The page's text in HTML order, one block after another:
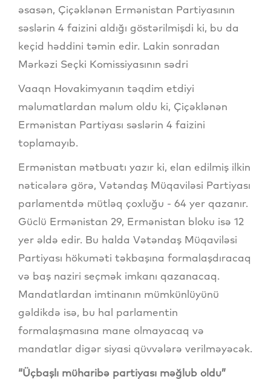
əsasən, Çiçəklənən Ermənistan Partiyasının
səslərin 4 faizini aldığı göstərilmişdi ki, bu da
keçid həddini təmin edir. Lakin sonradan
Mərkəzi Seçki Komissiyasının sədri
Vaaqn Hovakimyanın təqdim etdiyi
məlumatlardan məlum oldu ki, Çiçəklənən
Ermənistan Partiyası səslərin 4 faizini
toplamayıb.
Ermənistan mətbuatı yazır ki, elan edilmiş ilkin
nəticələrə görə, Vətəndaş Müqaviləsi Partiyası
parlamentdə mütləq çoxluğu - 64 yer qazanır.
Güclü Ermənistan 29, Ermənistan bloku isə 12
yer əldə edir. Bu halda Vətəndaş Müqaviləsi
Partiyası hökuməti təkbaşına formalaşdıracaq
və baş naziri seçmək imkanı qazanacaq.
Mandatlardan imtinanın mümkünlüyünü
gəldikdə isə, bu hal parlamentin
formalaşmasına mane olmayacaq və
mandatlar digər siyasi qüvvələrə verilməyəcək.
“Üçbaşlı müharibə partiyası məğlub oldu”